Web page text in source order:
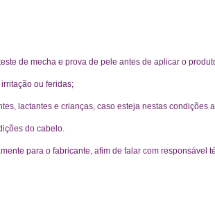
de mecha e prova de pele antes de aplicar o
ou feridas;
lactantes e crianças, caso esteja nestas condições
do cabelo.
para o fabricante, afim de falar com